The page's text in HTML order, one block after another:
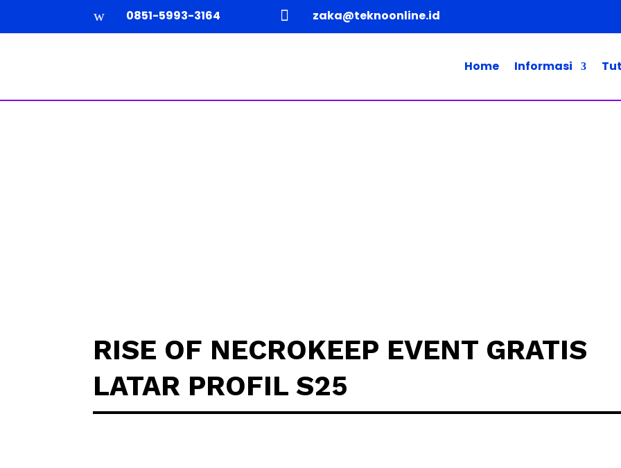
w 0851-5993-3164  zaka@teknoonline.id
Home Informasi
RISE OF NECROKEEP EVENT GRATIS
LATAR PROFIL S25